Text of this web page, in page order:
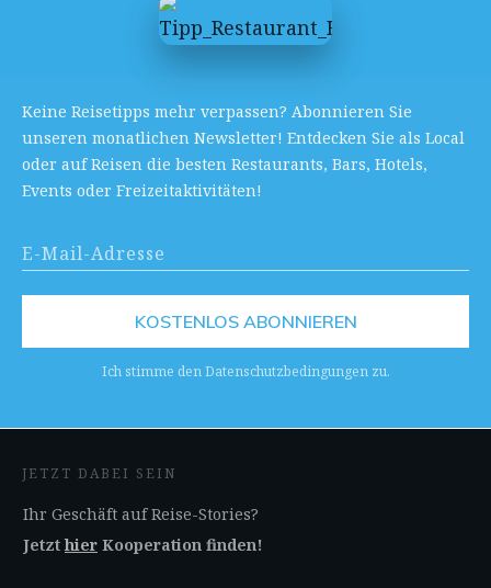
Keine Reisetipps mehr verpassen? Abonnieren Sie
unseren monatlichen Newsletter! Entdecken Sie als Local
oder auf Reisen die besten Restaurants, Bars, Hotels,
Events oder Freizeitaktivitäten!
KOSTENLOS ABONNIEREN
Ich stimme den Datenschutzbedingungen zu.
JETZT DABEI SEIN
Ihr Geschäft auf Reise-Stories?
Jetzthier Kooperation finden!